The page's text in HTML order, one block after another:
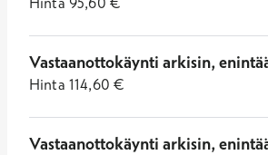
Vastaanottokäynti arkisin,
Hinta 114,60 €
Vastaanottokäynti arkisin,